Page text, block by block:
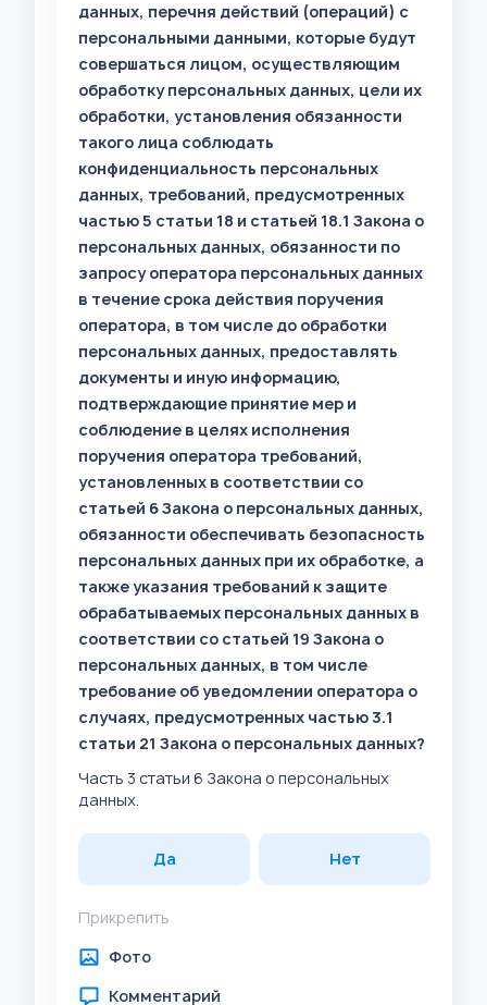
данных, перечня действий (операций) с
персональными данными, которые будут
совершаться лицом, осуществляющим
обработку персональных данных, цели их
обработки, установления обязанности
такого лица соблюдать
конфиденциальность персональных
данных, требований, предусмотренных
частью 5 статьи 18 и статьей 18.1 Закона о
персональных данных, обязанности по
запросу оператора персональных данных
в течение срока действия поручения
оператора, в том числе до обработки
персональных данных, предоставлять
документы и иную информацию,
подтверждающие принятие мер и
соблюдение в целях исполнения
поручения оператора требований,
установленных в соответствии со
статьей 6 Закона о персональных данных,
обязанности обеспечивать безопасность
персональных данных при их обработке, а
также указания требований к защите
обрабатываемых персональных данных в
соответствии со статьей 19 Закона о
персональных данных, в том числе
требование об уведомлении оператора о
случаях, предусмотренных частью 3.1
статьи 21 Закона о персональных данных?
Часть 3 статьи 6 Закона о персональных
данных.
Да Нет
Прикрепить
Фото
Комментарий